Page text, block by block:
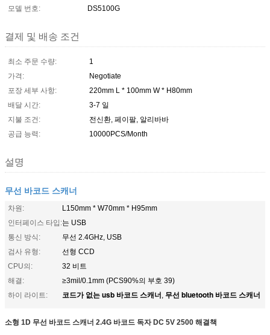
모델 번호:
DS5100G
결제 및 배송 조건
최소 주문 수량:
1
가격:
Negotiate
포장 세부 사항:
220mm L * 100mm W * H80mm
배달 시간:
3-7 일
지불 조건:
전신환, 페이팔, 알리바바
공급 능력:
10000PCS/Month
설명
무선 바코드 스캐너
차원:
L150mm * W70mm * H95mm
인터페이스 타입:는 USB
통신 방식:
무선 2.4GHz, USB
검사 유형:
선형 CCD
CPU의:
32 비트
해결:
≥3mil/0.1mm (PCS90%의 부호 39)
하이 라이트:
코드가 없는 usb 바코드 스캐너, 무선 bluetooth 바코드 스캐너
소형 1D 무선 바코드 스캐너 2.4G 바코드 독자 DC 5V 2500 해결책